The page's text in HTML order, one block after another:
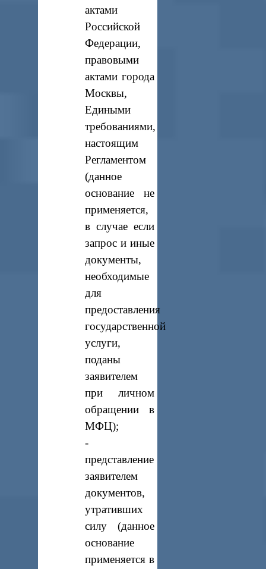
актами
Российской
Федерации,
правовыми
актами города
Москвы,
Едиными
требованиями,
настоящим
Регламентом
(данное
основание не
применяется,
в случае если
запрос и иные
документы,
необходимые
для
предоставления
государственной
услуги,
поданы
заявителем
при личном
обращении в
МФЦ);
-
представление
заявителем
документов,
утративших
силу (данное
основание
применяется в